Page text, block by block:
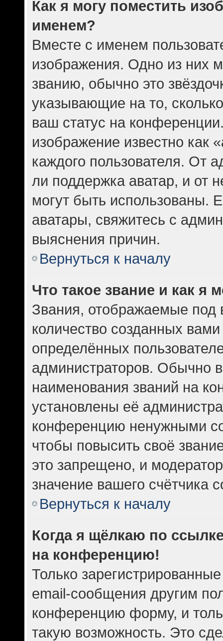
Как я могу поместить
именем?
Вместе с именем
изображения. Одно из них
званию, обычно это
указывающие на то,
ваш статус на
изображение известно как
каждого пользователя. От
ли поддержка аватар, и от
могут быть использованы.
аватары, свяжитесь с
выяснения причин.
Вернуться к началу
Что такое звание и как я
Звания, отображаемые
количество созданных
определённых
администраторов. Обычно
наименования званий на
установлены её
конференцию ненужными
чтобы повысить своё
это запрещено, и
значение вашего счётчика
Вернуться к началу
Когда я щёлкаю по
на конференцию!
Только
email-сообщения другим
конференцию форму, и
такую возможность. Это